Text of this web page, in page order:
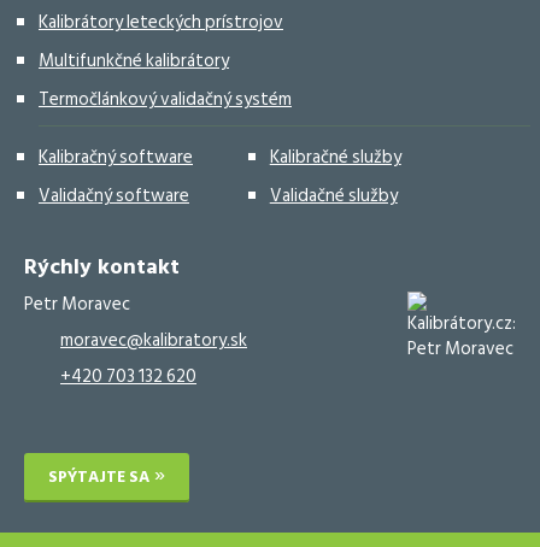
Kalibrátory leteckých prístrojov
Multifunkčné kalibrátory
Termočlánkový validačný systém
Kalibračný software
Kalibračné služby
Validačný software
Validačné služby
Rýchly kontakt
Petr Moravec
moravec@kalibratory.sk
+420 703 132 620
SPÝTAJTE SA